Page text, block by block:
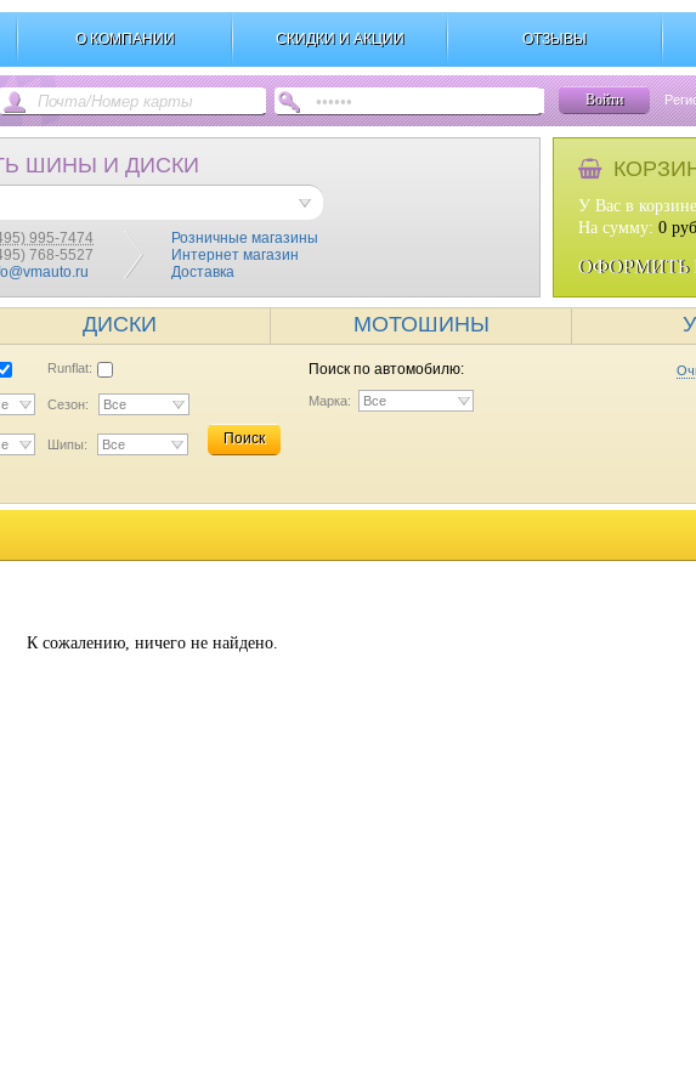
О КОМПАНИИ СКИДКИ И АКЦИИ ОТЗЫВЫ
Войти
ШИНЫ И ДИСКИ
995-7474
768-5527
Розничные магазины
Интернет магазин
Доставка
У Вас в
На сумму: 0
ОФОРМИТЬ
ДИСКИ МОТОШИНЫ
Runflat:
Сезон: Все
Шипы: Все Поиск
Поиск по автомобилю:
Марка: Все
К сожалению, ничего не найдено.